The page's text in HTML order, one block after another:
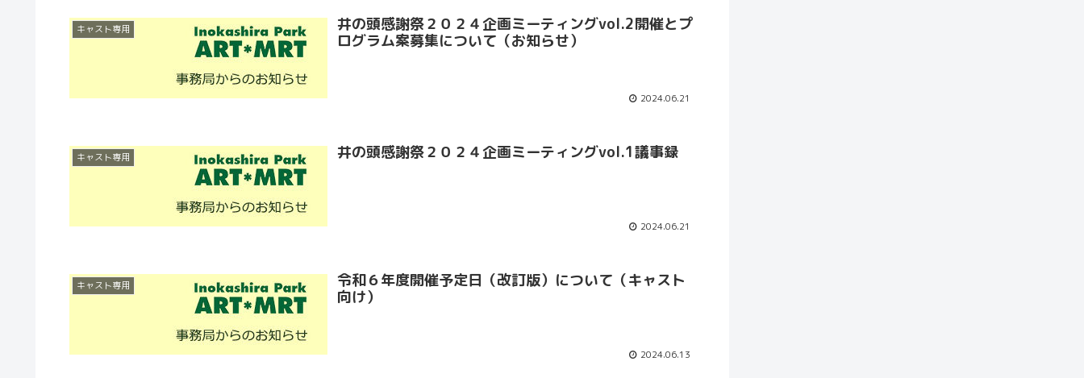
キャスト専用
井の頭感謝祭２０２４企画ミーティングvol.2開催とプ
ログラム案募集について（お知らせ）
2024.06.21
キャスト専用 井の頭感謝祭２０２４企画ミーティングvol.1議事録
2024.06.21
キャスト専用
令和６年度開催予定日（改訂版）について（キャスト
向け）
2024.06.13